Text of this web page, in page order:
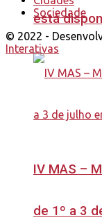
está
IV MAS –
de 1º a 3
Sociedade
© 2022 -
Interativas